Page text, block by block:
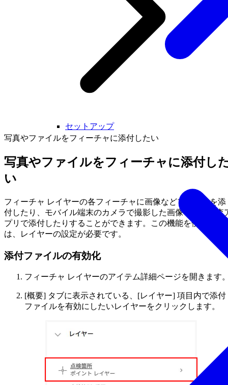
セットアップ
写真やファイルをフィーチャに添付したい
写真やファイルをフィーチャに添付し
い
フィーチャ レイヤーの各フィーチャに画像などファイルを添
付したり、モバイル端末のカメラで撮影した画像を現地調査
プリで添付したりすることができます。この機能を使用する
は、レイヤーの設定が必要です。
添付ファイルの有効化
フィーチャ レイヤーのアイテム詳細ページを開きます
[概要] タブに表示されている、[レイヤー] 項目内で添付
ファイルを有効にしたいレイヤーをクリックします。